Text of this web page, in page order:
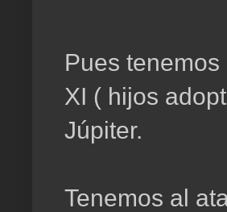
Pues
XI ( hijos
Júpiter.
Tenemos al